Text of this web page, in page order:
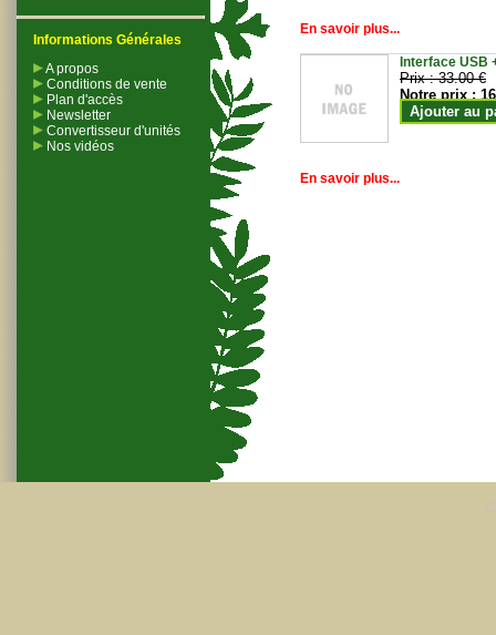
Informations Générales
A propos
Conditions de vente
Plan d'accès
Newsletter
Convertisseur d'unités
Nos vidéos
En savoir plus...
Interface USB
Prix :33.00 €
Notre prix :
Ajouter au
En savoir plus...